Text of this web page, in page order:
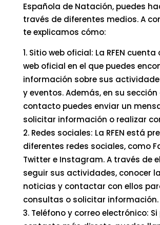
Española de Natación, puedes
través de diferentes medios. A
te explicamos cómo:
Sitio web oficial: La RFEN
web oficial en el que puedes
información sobre sus
y eventos. Además, en su sección
contacto puedes enviar un
solicitar información o realizar
Redes sociales: La RFEN está
diferentes redes sociales, como
Twitter e Instagram. A través de
seguir sus actividades, conocer
noticias y contactar con ellos
consultas o solicitar información.
Teléfono y correo electrónico: